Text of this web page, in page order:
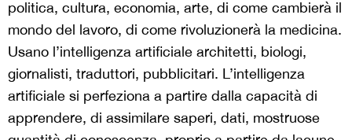
politica, cultura, economia, arte, di come cambierà il
mondo del lavoro, di come rivoluzionerà la medicina.
Usano l’intelligenza artificiale architetti, biologi,
giornalisti, traduttori, pubblicitari. L’intelligenza
artificiale si perfeziona a partire dalla capacità di
apprendere, di assimilare saperi, dati, mostruose